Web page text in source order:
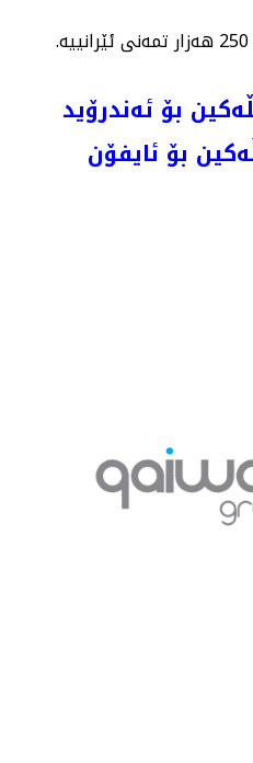
بۆ ئەندرۆید
بۆ ئایفۆن